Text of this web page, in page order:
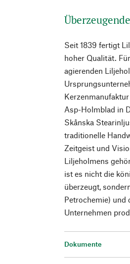
Seit 1839 fertigt
hoher Qualität.
agierenden
Asp-Holmblad in
Skånska
traditionelle
Zeitgeist und
Liljeholmens
ist es nicht die
überzeugt,
Petrochemie) und
Unternehmen
Dokumente